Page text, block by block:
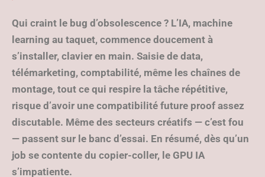
Qui craint le bug d’obsolescence ? L’IA, machine
learning au taquet, commence doucement à
s’installer, clavier en main. Saisie de data,
télémarketing, comptabilité, même les chaînes de
montage, tout ce qui respire la tâche répétitive,
risque d’avoir une compatibilité future proof assez
discutable. Même des secteurs créatifs — c’est fou
— passent sur le banc d’essai. En résumé, dès qu’un
job se contente du copier-coller, le GPU IA
s’impatiente.